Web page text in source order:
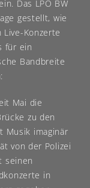
Das LPO BW
gestellt, wie
Konzerte
für ein
Bandbreite
Mai die
zu den
Musik imaginär
von der Polizei
seinen
in